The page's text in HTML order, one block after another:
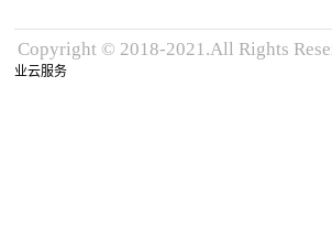
Copyright © 2018-2021.All Rights
业云服务